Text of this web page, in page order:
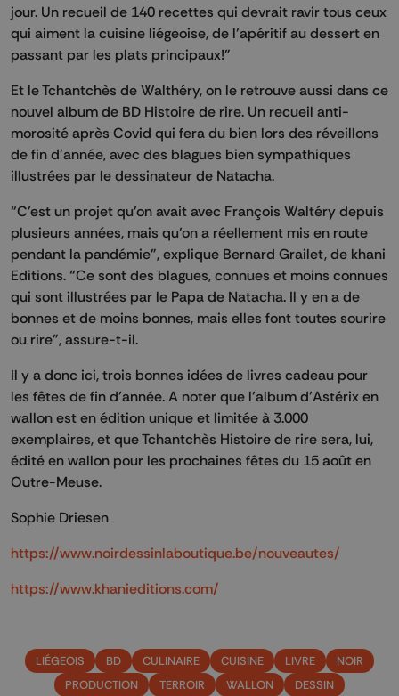
jour. Un recueil de 140 recettes qui devrait ravir tous ceux
qui aiment la cuisine liégeoise, de l’apéritif au dessert en
passant par les plats principaux!”
Et le Tchantchès de Walthéry, on le retrouve aussi dans ce
nouvel album de BD Histoire de rire. Un recueil anti-
morosité après Covid qui fera du bien lors des réveillons
de fin d’année, avec des blagues bien sympathiques
illustrées par le dessinateur de Natacha.
“C’est un projet qu’on avait avec François Waltéry depuis
plusieurs années, mais qu’on a réellement mis en route
pendant la pandémie”, explique Bernard Grailet, de khani
Editions. “Ce sont des blagues, connues et moins connues
qui sont illustrées par le Papa de Natacha. Il y en a de
bonnes et de moins bonnes, mais elles font toutes sourire
ou rire”, assure-t-il.
Il y a donc ici, trois bonnes idées de livres cadeau pour
les fêtes de fin d’année. A noter que l’album d’Astérix en
wallon est en édition unique et limitée à 3.000
exemplaires, et que Tchantchès Histoire de rire sera, lui,
édité en wallon pour les prochaines fêtes du 15 août en
Outre-Meuse.
Sophie Driesen
https://www.noirdessinlaboutique.be/nouveautes/
https://www.khanieditions.com/
LIÉGEOIS BD CULINAIRE CUISINE LIVRE
NOIR
PRODUCTION
TERROIR WALLON DESSIN